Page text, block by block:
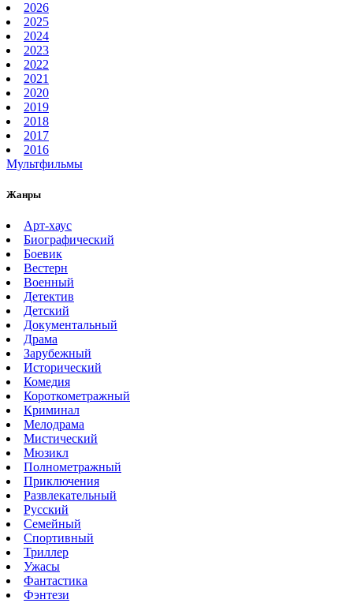
2026
2025
2024
2023
2022
2021
2020
2019
2018
2017
2016
Мультфильмы
Жанры
Арт-хаус
Биографический
Боевик
Вестерн
Военный
Детектив
Детский
Документальный
Драма
Зарубежный
Исторический
Комедия
Короткометражный
Криминал
Мелодрама
Мистический
Мюзикл
Полнометражный
Приключения
Развлекательный
Русский
Семейный
Спортивный
Триллер
Ужасы
Фантастика
Фэнтези